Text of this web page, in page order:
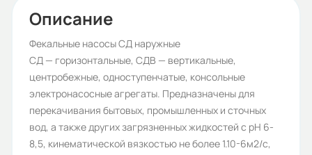
37
Бренд:
ЛГМ
Давление на входе для сальника,
MПа (кгс/см2) не более:
0,25
Описание
Фекальные насосы СД наружные
СД — горизонтальные, СДВ — вертикальные,
центробежные, одноступенчатые, консольные
электронасосные агрегаты. Предназначены для
перекачивания бытовых, промышленных и сточных
вод, а также других загрязненных жидкостей с рН 6-
8,5, кинематической вязкостью не более 1.10-6м2/с,